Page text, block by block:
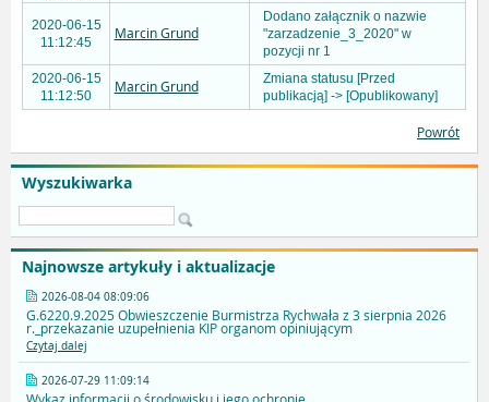
Wyszukiwarka
Najnowsze artykuły i aktualizacje
2026-08-04 08:09:06
G.6220.9.2025 Obwieszczenie Burmistrza Rychwała z 3 sierpnia 2026
r._przekazanie uzupełnienia KIP organom opiniującym
Czytaj dalej
2026-07-29 11:09:14
2020-06-15
11:12:45
Marcin Grund
Dodano załącznik o nazwie
"zarzadzenie_3_2020" w
pozycji nr 1
2020-06-15
11:12:50
Marcin Grund
Zmiana statusu [Przed
publikacją] -> [Opublikowany]
Powrót